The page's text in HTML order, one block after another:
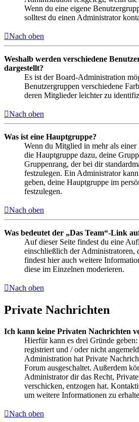
Wenn du eine eigene
solltest du einen Administrator
Nach oben
Weshalb werden verschiedene
dargestellt?
Es ist der Board-Administration
Benutzergruppen verschiedene
deren Mitglieder leichter zu
Nach oben
Was ist eine Hauptgruppe?
Wenn du Mitglied in mehr als
die Hauptgruppe dazu, deine
Gruppenrang, der bei dir
festzulegen. Ein Administrator
geben, deine Hauptgruppe im
festzulegen.
Nach oben
Was bedeutet der „Das Team“-Link
Auf dieser Seite findest du eine
einschließlich der Administratoren,
findest hier auch weitere
diese im Einzelnen moderieren.
Nach oben
Private Nachrichten
Ich kann keine Privaten Nachrichten
Hierfür kann es drei Gründe
registriert und / oder nicht
Administration hat Private
Forum ausgeschaltet. Außerdem
Administrator dir das Recht,
verschicken, entzogen hat.
um weitere Informationen zu
Nach oben